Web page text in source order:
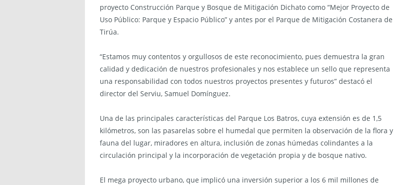
proyecto Construcción Parque y Bosque de Mitigación Dichato como “Mejor Proyecto de
Uso Público: Parque y Espacio Público” y antes por el Parque de Mitigación Costanera de
Tirúa.
“Estamos muy contentos y orgullosos de este reconocimiento, pues demuestra la gran
calidad y dedicación de nuestros profesionales y nos establece un sello que representa
una responsabilidad con todos nuestros proyectos presentes y futuros” destacó el
director del Serviu, Samuel Domínguez.
Una de las principales características del Parque Los Batros, cuya extensión es de 1,5
kilómetros, son las pasarelas sobre el humedal que permiten la observación de la flora y
fauna del lugar, miradores en altura, inclusión de zonas húmedas colindantes a la
circulación principal y la incorporación de vegetación propia y de bosque nativo.
El mega proyecto urbano, que implicó una inversión superior a los 6 mil millones de